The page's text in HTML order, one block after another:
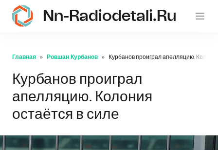
Nn-Radiodetali.ru
Главная Ровшан Курбанов Курбанов проиграл апелляцию.
Курбанов проиграл
апелляцию. Колония
остаётся в силе